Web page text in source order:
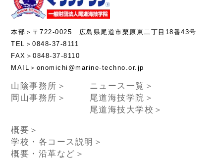
本部＞〒722-0025 広島県尾道市栗原東二丁目18番43号
TEL＞0848-37-8111
FAX＞0848-37-8110
MAIL＞onomichi@marine-techno.or.jp
山陰事務所＞
岡山事務所＞
ニュース一覧＞
尾道海技学院＞
尾道海技大学校＞
概要＞
学校・各コース説明＞
概要・沿革など＞